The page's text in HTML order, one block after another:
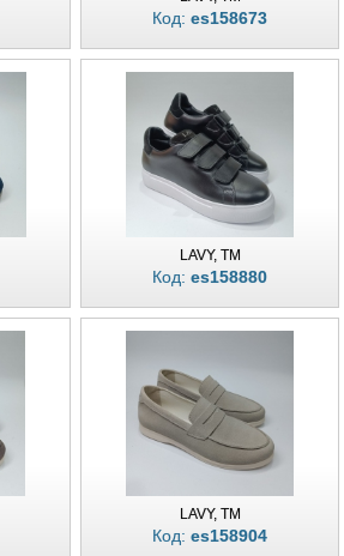
Код: es158673
LAVY, TM
Код: es158880
LAVY, TM
Код: es158904